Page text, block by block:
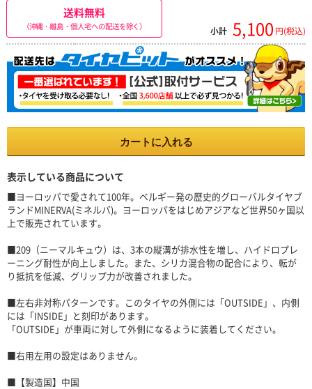
送料無料
（沖縄・離島・個人宅への配送を除く） 小計 5,100 円(税込)
カートに入れる
表示している商品について
■ヨーロッパで愛されて100年。ベルギー発の歴史的グローバルタイヤブ
ランドMINERVA(ミネルバ)。ヨーロッパをはじめアジアなど世界50ヶ国以
上で販売されています。
■209（ニーマルキュウ）は、3本の縦溝が排水性を増し、ハイドロプレ
ーニング耐性が向上しました。また、シリカ混合物の配合により、転が
り抵抗を低減、グリップ力が改善されました。
■左右非対称パターンです。このタイヤの外側には「OUTSIDE」、内側
には「INSIDE」と刻印があります。
「OUTSIDE」が車両に対して外側になるように装着してください。
■右用左用の設定はありません。
■【製造国】中国